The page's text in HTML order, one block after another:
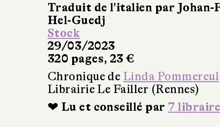
Traduit de l'italien par Johan-
Hel-Guedj
Stock
29/03/2023
320 pages, 23 €
Chronique de Linda Pommereul
Librairie Le Failler (Rennes)
❤ Lu et conseillé par 7